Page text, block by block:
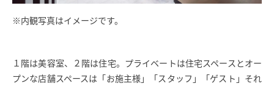
※内観写真はイメージです。
１階は美容室、２階は住宅。プライベートは住宅スペースとオー
プンな店舗スペースは「お施主様」「スタッフ」「ゲスト」それ